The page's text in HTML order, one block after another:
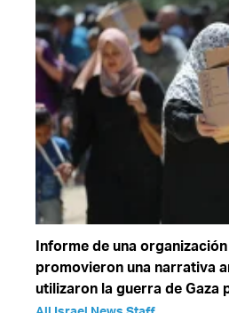
Informe de una
promovieron una narrativa
utilizaron la guerra de Gaza